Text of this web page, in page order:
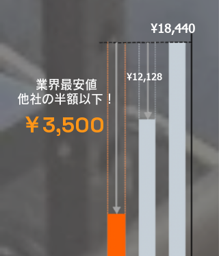
業界最安値
​他社の半額以下！
​￥3,500
¥18,440
¥12,128